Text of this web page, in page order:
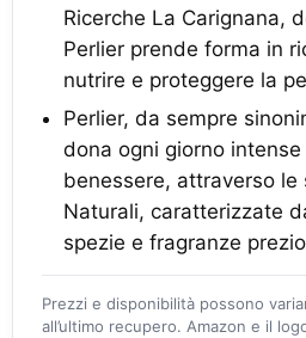
Ricerche La Carignana,
Perlier prende forma in
nutrire e proteggere la
Perlier, da sempre
dona ogni giorno
benessere, attraverso le
Naturali, caratterizzate
spezie e fragranze
Prezzi e disponibilità possono
all’ultimo recupero. Amazon e il